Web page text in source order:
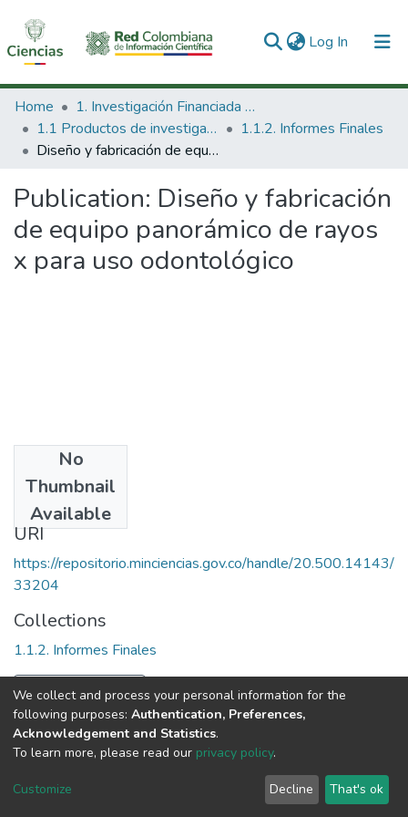
Log In (current)
Communities & Collections
All of DSpace
Home
1. Investigación Financiada con Recursos Públicos
1.1 Productos de investigación
1.1.2. Informes Finales
Diseño y fabricación de equipo panorámico de rayos x para uso odontológico
Publication: Diseño y fabricación
de equipo panorámico de rayos
x para uso odontológico
No
Thumbnail
Available
[2005-11-30]
URI
https://repositorio.minciencias.gov.co/handle/20.500.14143/
33204
Collections
1.1.2. Informes Finales
Full item page
DSpace software copyright © 2002-2026
Cookie
End User
Agreement
Send
Feedback
We collect and process your personal information for the
following purposes: Authentication, Preferences,
Acknowledgement and Statistics.
To learn more, please read our privacy policy.
Customize Decline That's ok